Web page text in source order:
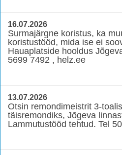
16.07.2026
Surmajärgne koristus, ka
koristustööd, mida ise ei
Hauaplatside hooldus
5699 7492 , helz.ee
13.07.2026
Otsin remondimeistrit 3-
täisremondiks, Jõgeva
Lammutustööd tehtud. Tel